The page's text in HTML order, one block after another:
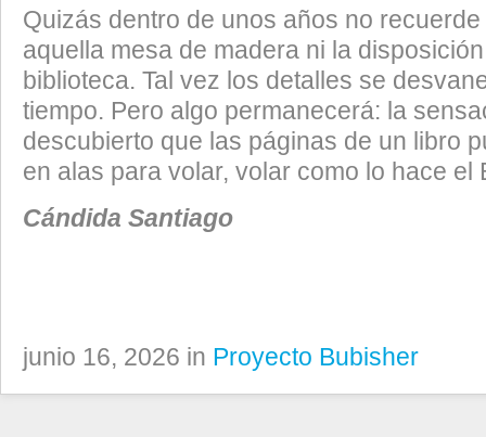
Quizás dentro de unos años no
aquella mesa de madera ni la
biblioteca. Tal vez los detalles se
tiempo. Pero algo permanecerá: la
descubierto que las páginas de un libro
en alas para volar, volar como lo hace el
Cándida Santiago
junio 16, 2026 in Proyecto Bubisher